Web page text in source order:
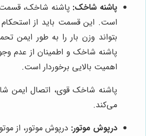
پاشنه شاخک: پاشنه شاخک،
است. این قسمت باید از استحکام
بتواند وزن بار را به طور ایمن
پاشنه شاخک و اطمینان از عدم
اهمیت بالایی برخوردار است.
پاشنه شاخک قوی، اتصال ایمن
می‌کند.
درپوش موتور: درپوش موتور، از